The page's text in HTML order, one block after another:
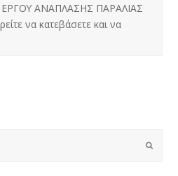
ΑΝΑΠΛΑΣΗΣ ΠΑΡΑΛΙΑΣ
να κατεβάσετε και να
Submit